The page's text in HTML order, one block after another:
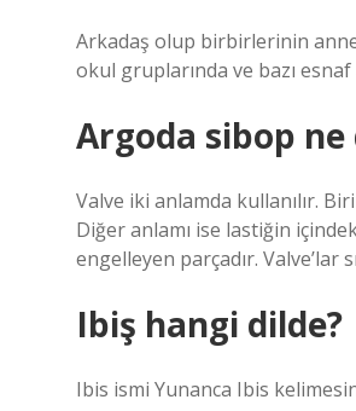
Arkadaş olup birbirlerinin
okul gruplarında ve bazı
Argoda sibop ne
Valve iki anlamda kullanılır.
Diğer anlamı ise lastiğin
engelleyen parçadır. Valve’lar
Ibiş hangi dilde?
Ibis ismi Yunanca Ibis